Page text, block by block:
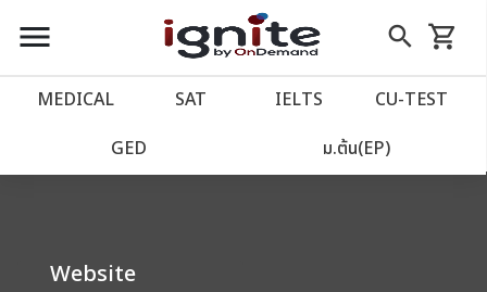
close
account_balance หน้าแรก
เว็บไซต์อิกไนท์
import_contacts วางแผนการเรียน
menu search
Skip
to
shopping_cart
รถเข็น
MEDICAL SAT IELTS CU‑TEST
GED ม.ต้น(EP)
We could not find anything for 80002040
Website